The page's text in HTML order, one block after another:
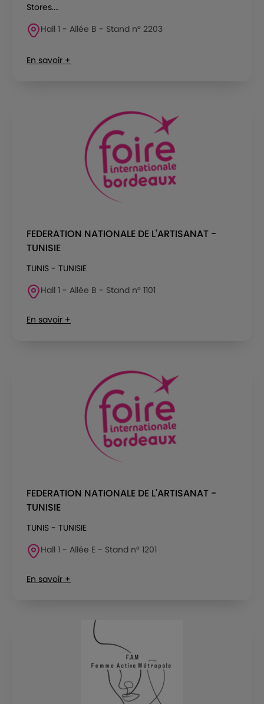
Stores....
Hall 1 - Allée B - Stand n° 2203
En savoir +
FEDERATION NATIONALE DE L'ARTISANAT -
TUNISIE
TUNIS - TUNISIE
Hall 1 - Allée B - Stand n° 1101
En savoir +
FEDERATION NATIONALE DE L'ARTISANAT -
TUNISIE
TUNIS - TUNISIE
Hall 1 - Allée E - Stand n° 1201
En savoir +